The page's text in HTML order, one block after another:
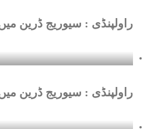
راولپنڈی : سیوریج ڈرین
راولپنڈی : سیوریج ڈرین